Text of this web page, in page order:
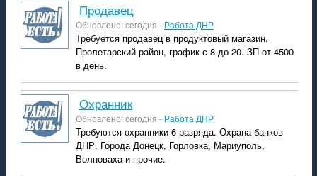
продавец
Обновлено: сегодня - Работа ДНР
Требуется продавец в продуктовый магазин.
Пролетарский район, график с 8 до 20. ЗП от 4500
в день.
охранник
Обновлено: сегодня - Работа ДНР
Требуются охранники 6 разряда. Охрана банков
ДНР. Города Донецк, Горловка, Мариуполь,
Волноваха и прочие.